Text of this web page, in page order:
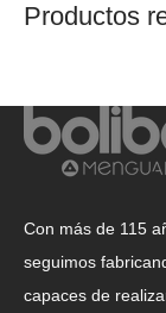
Productos
Con más de 115
seguimos
capaces de